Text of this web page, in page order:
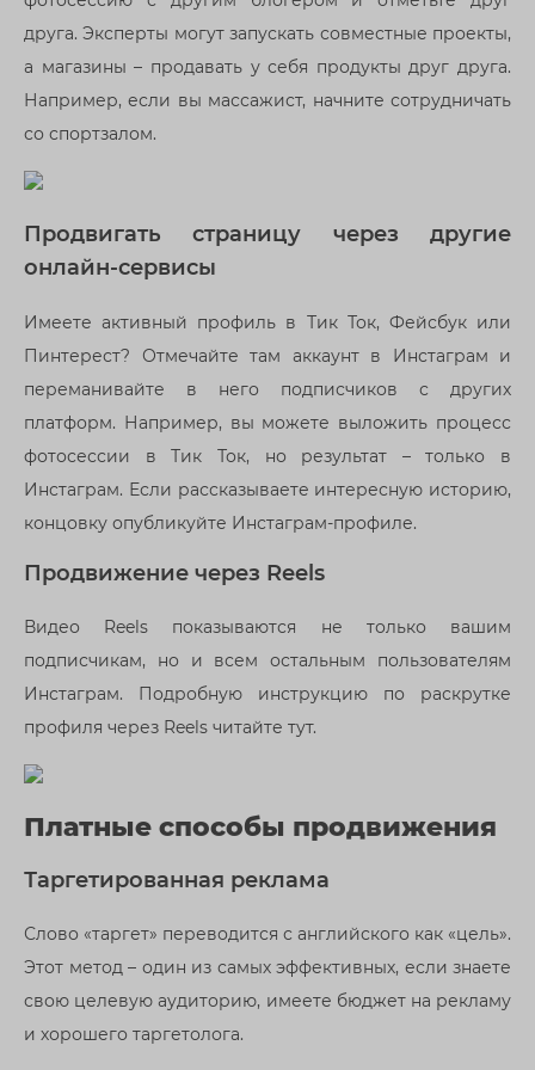
друга. Эксперты могут запускать совместные проекты,
а магазины – продавать у себя продукты друг друга.
Например, если вы массажист, начните сотрудничать
со спортзалом.
Продвигать страницу через другие
онлайн-сервисы
Имеете активный профиль в Тик Ток, Фейсбук или
Пинтерест? Отмечайте там аккаунт в Инстаграм и
переманивайте в него подписчиков с других
платформ. Например, вы можете выложить процесс
фотосессии в Тик Ток, но результат – только в
Инстаграм. Если рассказываете интересную историю,
концовку опубликуйте Инстаграм-профиле.
Продвижение через Reels
Видео Reels показываются не только вашим
подписчикам, но и всем остальным пользователям
Инстаграм. Подробную инструкцию по раскрутке
профиля через Reels читайте тут.
Платные способы продвижения
Таргетированная реклама
Слово «таргет» переводится с английского как «цель».
Этот метод – один из самых эффективных, если знаете
свою целевую аудиторию, имеете бюджет на рекламу
и хорошего таргетолога.